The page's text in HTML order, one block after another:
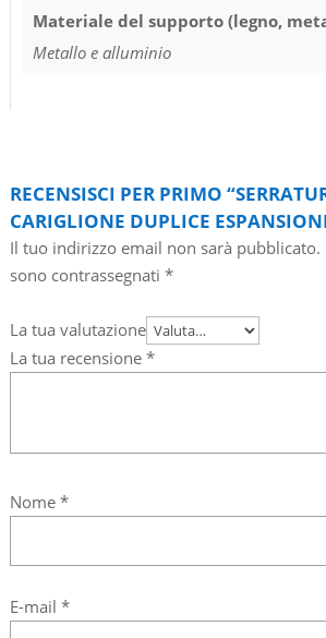
Materiale del supporto (legno,
Metallo e alluminio
RECENSISCI PER PRIMO
CARIGLIONE DUPLICE
Il tuo indirizzo email non sarà pubblicato.
sono contrassegnati *
La tua valutazione
La tua recensione *
Nome *
E-mail *